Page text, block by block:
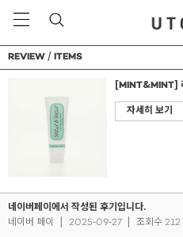
REVIEW / ITEMS
[MINT&MINT]
자세히 보기
네이버페이에서 작성된 후기입니다.
네이버 페이
2025-09-27 조회수 212